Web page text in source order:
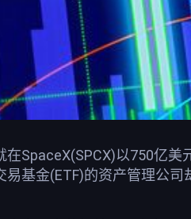
在SpaceX(SPCX)以750亿
易基金(ETF)的资产管理公